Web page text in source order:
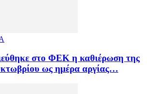
στο ΦΕΚ η καθιέρωση της
ως ημέρα αργίας…